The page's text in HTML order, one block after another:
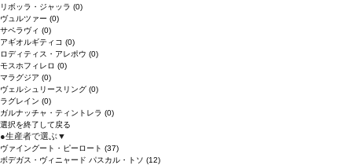
リボッラ・ジャッラ (0)
ヴュルツァー (0)
サペラヴィ (0)
アギオルギティコ (0)
ロディティス・アレポウ (0)
モスホフィレロ (0)
マラグジア (0)
ヴェルシュリースリング (0)
ラグレイン (0)
ガルナッチャ・ティントレラ (0)
選択を終了して戻る
●生産者で選ぶ▼
ヴァイングート・ピーロート (37)
ボデガス・ヴィニャード パスカル・トソ (12)